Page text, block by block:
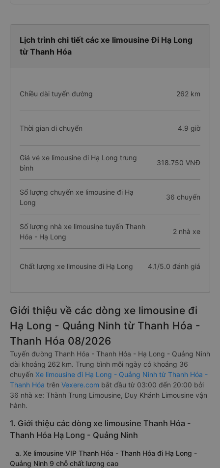
Lịch trình chi tiết các xe limousine Đi Hạ Long
từ Thanh Hóa
Chiều dài tuyến đường 262 km
Thời gian di chuyển 4.9 giờ
Giá vé xe limousine đi Hạ Long trung
bình
318.750 VNĐ
Số lượng chuyến xe limousine đi Hạ
Long
36 chuyến
Số lượng nhà xe limousine tuyến Thanh
Hóa - Hạ Long
2 nhà xe
Chất lượng xe limousine đi Hạ Long 4.1/5.0 đánh giá
Giới thiệu về các dòng xe limousine đi
Hạ Long - Quảng Ninh từ Thanh Hóa -
Thanh Hóa 08/2026
Tuyến đường Thanh Hóa - Thanh Hóa - Hạ Long - Quảng Ninh
dài khoảng 262 km. Trung bình mỗi ngày có khoảng 36
chuyến Xe limousine đi Hạ Long - Quảng Ninh từ Thanh Hóa -
Thanh Hóa trên Vexere.com bắt đầu từ 03:00 đến 20:00 bởi
36 nhà xe: Thành Trung Limousine, Duy Khánh Limousine vận
hành.
1. Giới thiệu các dòng xe limousine Thanh Hóa -
Thanh Hóa Hạ Long - Quảng Ninh
a. Xe limousine VIP Thanh Hóa - Thanh Hóa đi Hạ Long -
Quảng Ninh 9 chỗ chất lượng cao